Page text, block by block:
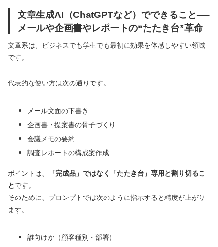
文章生成AI（ChatGPTなど）でできること──
メールや企画書やレポートの“たたき台”革命
文章系は、ビジネスでも学生でも最初に効果を体感しやすい領域
です。
代表的な使い方は次の通りです。
メール文面の下書き
企画書・提案書の骨子づくり
会議メモの要約
調査レポートの構成案作成
ポイントは、
「完成品」ではなく「たたき台」専用と割り切るこ
とです。
そのために、プロンプトでは次のように指示すると精度が上がり
ます。
誰向けか（顧客種別・部署）